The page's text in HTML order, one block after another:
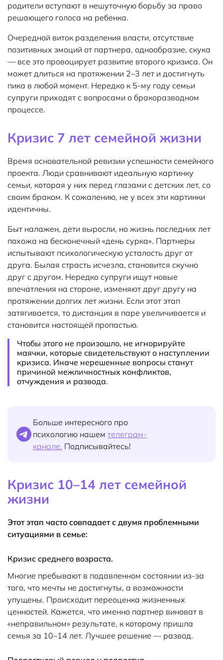
родители вступают в нешуточную борьбу за право
решающего голоса на ребенка.
Очередной виток разделения власти, отсутствие
позитивных эмоций от партнера, однообразие, скука
— все это провоцирует развитие второго кризиса. Он
может длиться на протяжении 2–3 лет и достигнуть
пика в любой момент. Нередко к 5-му году семьи
супруги приходят с вопросами о бракоразводном
процессе.
Кризис 7 лет семейной жизни
Время основательной ревизии успешности семейного
проекта. Люди сравнивают идеальную картинку
семьи, которая у них перед глазами с детских лет, со
своим браком. К сожалению, не у всех эти картинки
идентичны.
Быт налажен, дети выросли, но жизнь последних лет
похожа на бесконечный «день сурка». Партнеры
испытывают психологическую усталость друг от
друга. Былая страсть исчезла, становится скучно
друг с другом. Нередко супруги ищут новые
впечатления на стороне, изменяют друг другу на
протяжении долгих лет жизни. Если этот этап
затягивается, то дистанция в паре увеличивается и
становится настоящей пропастью.
Чтобы этого не произошло, не игнорируйте
маячки, которые свидетельствуют о наступлении
кризиса. Иначе нерешенные вопросы станут
причиной межличностных конфликтов,
отчуждения и развода.
Больше интересного про
психологию нашем телеграм-
канале. Подписывайтесь!
Кризис 10–14 лет семейной
жизни
Этот этап часто совпадает с двумя проблемными
ситуациями в семье:
Кризис среднего возраста.
Многие пребывают в подавленном состоянии из-за
того, что мечты не достигнуты, а возможности
упущены. Происходит переоценка жизненных
ценностей. Кажется, что именно партнер виноват в
«неправильном» результате, к которому пришла
семья за 10–14 лет. Лучшее решение — развод.